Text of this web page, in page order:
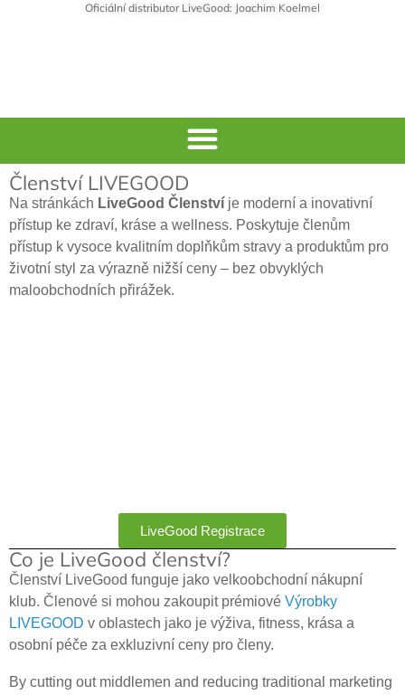
Oficiální distributor LiveGood: Joachim Koelmel
Členství LIVEGOOD
Na stránkách LiveGood Členství je moderní a inovativní
přístup ke zdraví, kráse a wellness. Poskytuje členům
přístup k vysoce kvalitním doplňkům stravy a produktům pro
životní styl za výrazně nižší ceny – bez obvyklých
maloobchodních přirážek.
LiveGood Registrace
Co je LiveGood členství?
Členství LiveGood funguje jako velkoobchodní nákupní
klub. Členové si mohou zakoupit prémiové Výrobky
LIVEGOOD v oblastech jako je výživa, fitness, krása a
osobní péče za exkluzivní ceny pro členy.
By cutting out middlemen and reducing traditional marketing